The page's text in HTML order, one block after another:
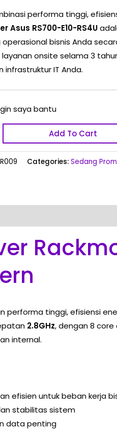
performa tinggi,
Asus RS700-E10-RS4U
bisnis Anda
onsite selama 3
infrastruktur IT Anda.
saya bantu
Add To Cart
Categories: Sedang
performa tinggi, efisiensi
2.8GHz, dengan 8
internal.
efisien untuk beban kerja
stabilitas sistem
data penting